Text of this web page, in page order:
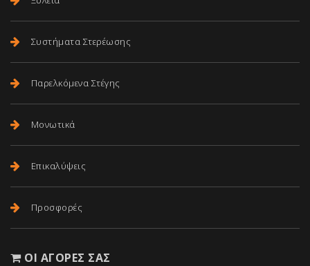
Συστήματα Στερέωσης
Παρελκόμενα Στέγης
Μονωτικά
Επικαλύψεις
Προσφορές
ΟΙ ΑΓΟΡΈΣ ΣΑΣ